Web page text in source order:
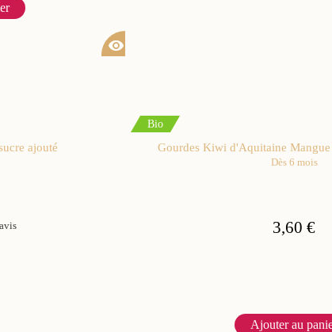
visibility
ajouté
Bio
Gourdes Kiwi d'Aquitaine
Dès 6 mois
3,60 €
Ajouter au